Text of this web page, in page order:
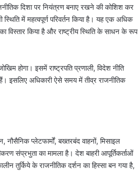
दिशा पर नियंत्रण बनाए रखने की कोशिश कर
में महत्वपूर्ण परिवर्तन किया है। यह एक अधिक
विस्तार किया है और राष्ट्रीय स्थिति के साधन के रूप
होगा। इसमें राष्ट्रपति प्रणाली, विदेश नीति
इसलिए अधिकारी ऐसे समय में तीव्र राजनीतिक
प्लेटफार्मों, बख्तरबंद वाहनों, मिसाइल
संप्रभुता का मामला है। देश बाहरी आपूर्तिकर्ताओं
तुर्किये के राजनीतिक दर्शन का हिस्सा बन गया है,